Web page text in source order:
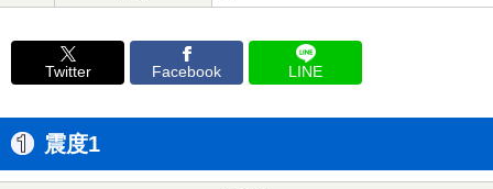
Twitter Facebook LINE
震度1